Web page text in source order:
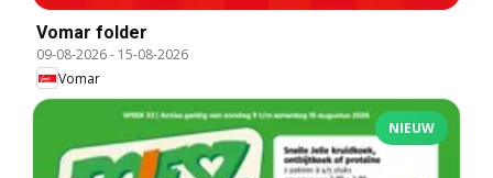
Vomar folder
09-08-2026- 15-08-2026
Vomar
NIEUW